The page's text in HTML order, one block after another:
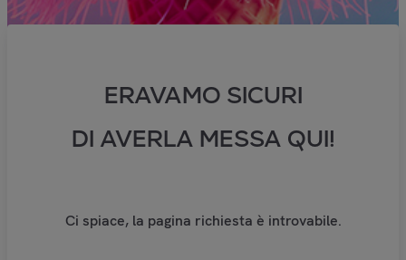
ERAVAMO SICURI
DI AVERLA MESSA QUI!
Ci spiace, la pagina richiesta è introvabile.